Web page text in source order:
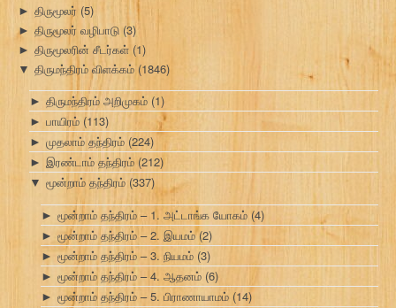
► திருமூலர் (5)
► திருமூலர் வழிபாடு (3)
► திருமூலரின் சீடர்கள் (1)
▼ திருமந்திரம் விளக்கம் (1846)
► திருமந்திரம் அறிமுகம் (1)
► பாயிரம் (113)
► முதலாம் தந்திரம் (224)
► இரண்டாம் தந்திரம் (212)
▼ மூன்றாம் தந்திரம் (337)
► மூன்றாம் தந்திரம் – 1. அட்டாங்க யோகம் (4)
► மூன்றாம் தந்திரம் – 2. இயமம்(2)
► மூன்றாம் தந்திரம் – 3. நியமம் (3)
► மூன்றாம் தந்திரம் – 4. ஆதனம் (6)
► மூன்றாம் தந்திரம் – 5. பிராணாயாமம் (14)